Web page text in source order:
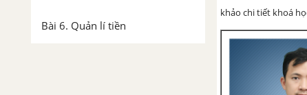
Bài 6. Quản lí tiền
khảo chi tiết khoá